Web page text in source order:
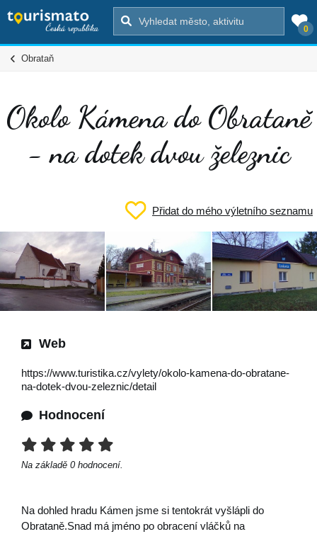
0
Obrataň
Okolo Kámena do Obrataně
- na dotek dvou železnic
Přidat do mého výletního seznamu
Web
https://www.turistika.cz/vylety/okolo-kamena-do-obratane-
na-dotek-dvou-zeleznic/detail
Hodnocení
Na základě 0 hodnocení.
Na dohled hradu Kámen jsme si tentokrát vyšlápli do
Obrataně.Snad má jméno po obracení vláčků na